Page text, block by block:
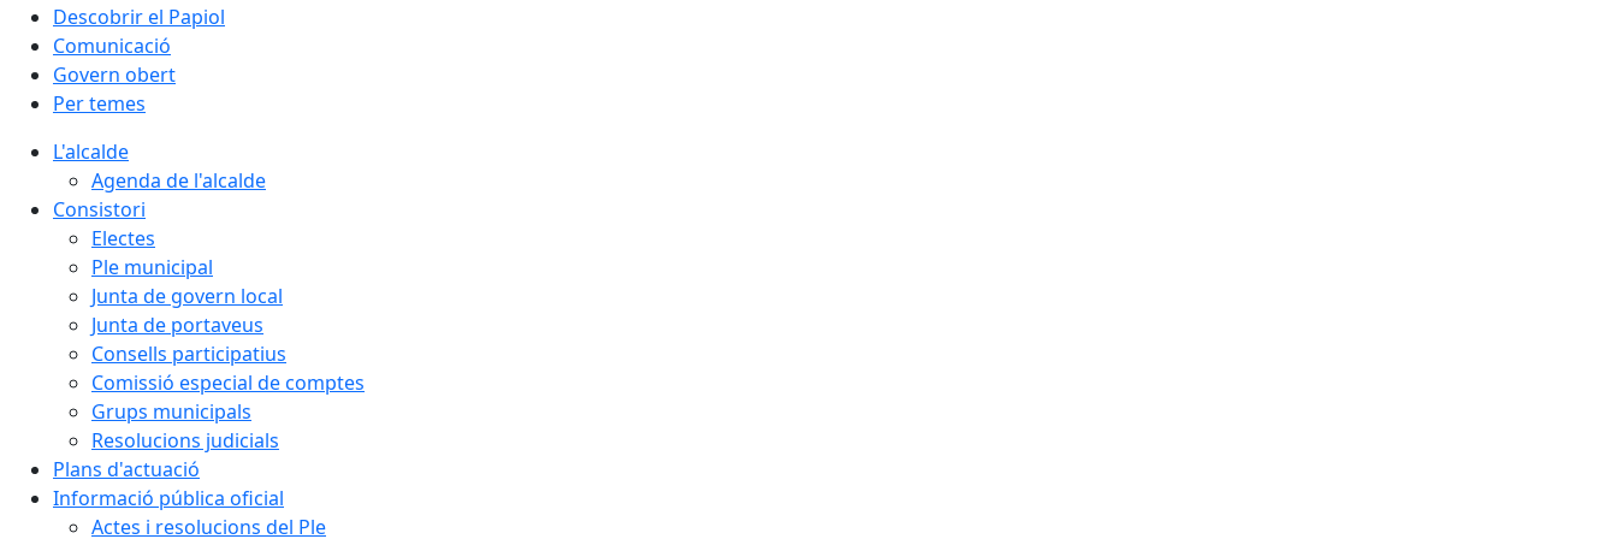
Descobrir el Papiol
Comunicació
Govern obert
Per temes
L'alcalde
Agenda de l'alcalde
Consistori
Electes
Ple municipal
Junta de govern local
Junta de portaveus
Consells participatius
Comissió especial de comptes
Grups municipals
Resolucions judicials
Plans d'actuació
Informació pública oficial
Actes i resolucions del Ple